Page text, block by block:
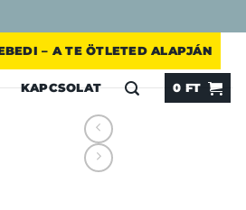
– A TE ÖTLETED ALAPJÁN
KAPCSOLAT 0 FT